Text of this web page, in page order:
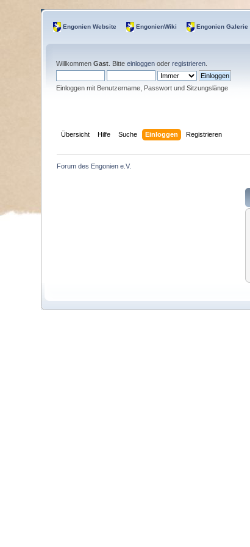
Engonien Website EngonienWiki Engonien Galerie
WillkommenGast . Bitteeinloggen oderregistrieren
Einloggen mit Benutzername, Passwort und Sitzungslänge
Übersicht Hilfe Suche Einloggen Registrieren
Forum des Engonien e.V.